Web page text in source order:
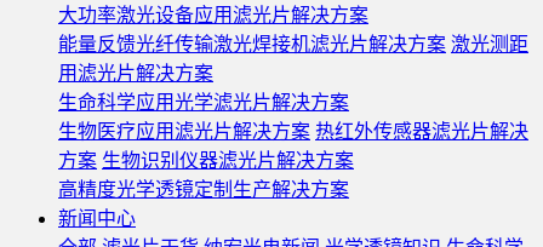
大功率激光设备应用滤光片解决方案
能量反馈光纤传输激光焊接机滤光片解决方案 激光测距
用滤光片解决方案
生命科学应用光学滤光片解决方案
生物医疗应用滤光片解决方案 热红外传感器滤光片解决
方案 生物识别仪器滤光片解决方案
高精度光学透镜定制生产解决方案
新闻中心